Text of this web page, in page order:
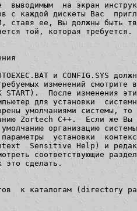
выводимым  на экран
с каждой дискеты Вас
ставя ее, Вы должны быть
той, которая требуется.
и CONFIG.SYS
изменений смотрите
START).  После изменения
для установки
умолчаниями системы, то
Zortech C++.  Если же Вы
организацию
установки
Sensitive Help) и
соответствующие
это сделать.
к каталогам (directory